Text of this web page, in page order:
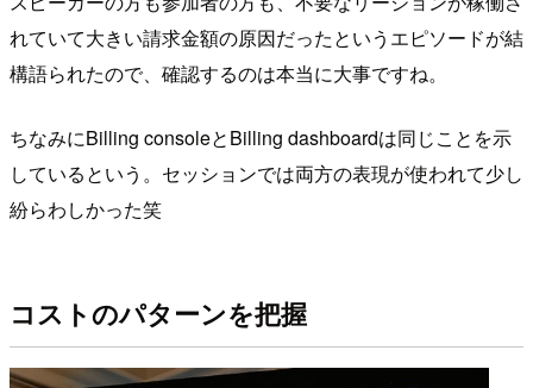
れていて大きい請求金額の原因だったというエピソードが結
構語られたので、確認するのは本当に大事ですね。
ちなみにBilling consoleとBilling dashboardは同じことを示
しているという。セッションでは両方の表現が使われて少し
紛らわしかった笑
コストのパターンを把握